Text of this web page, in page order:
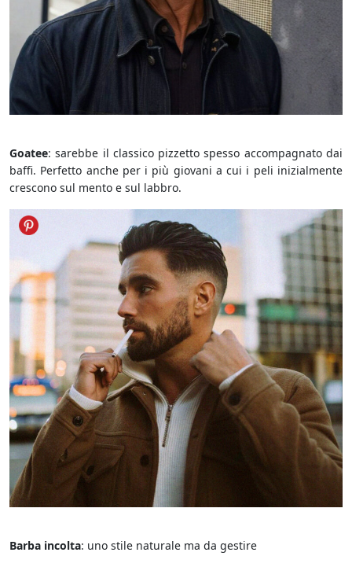
Goatee: sarebbe il classico pizzetto spesso accompagnato dai
baffi. Perfetto anche per i più giovani a cui i peli inizialmente
crescono sul mento e sul labbro.
Barba incolta: uno stile naturale ma da gestire